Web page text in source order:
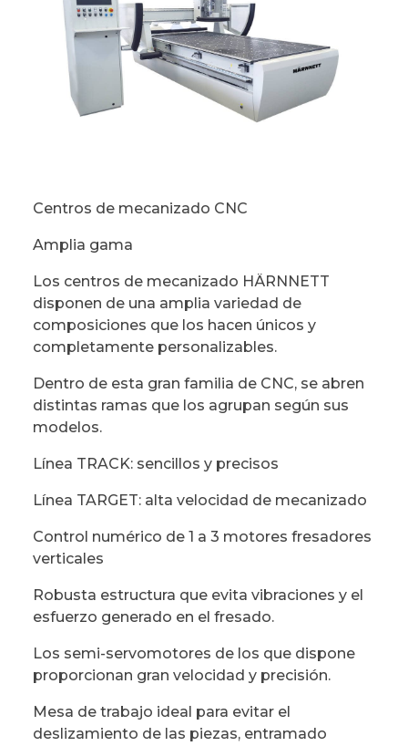
Centros de mecanizado CNC
Amplia gama
Los centros de mecanizado HÄRNNETT
disponen de una amplia variedad de
composiciones que los hacen únicos y
completamente personalizables.
Dentro de esta gran familia de CNC, se abren
distintas ramas que los agrupan según sus
modelos.
Línea TRACK: sencillos y precisos
Línea TARGET: alta velocidad de mecanizado
Control numérico de 1 a 3 motores fresadores
verticales
Robusta estructura que evita vibraciones y el
esfuerzo generado en el fresado.
Los semi-servomotores de los que dispone
proporcionan gran velocidad y precisión.
Mesa de trabajo ideal para evitar el
deslizamiento de las piezas, entramado